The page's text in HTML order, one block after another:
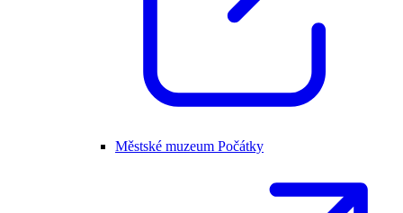
Městské muzeum Počátky